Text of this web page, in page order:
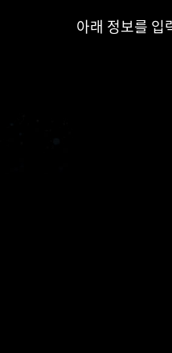
아래 정보를 입